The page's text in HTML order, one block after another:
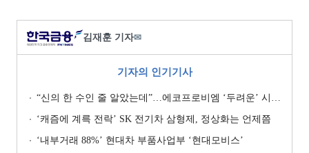
김재훈 기자✉
기자의 인기기사
“신의 한 수인 줄 알았는데”…에코프로비엠 ‘두려운’ 시나리오
‘캐즘에 계륵 전락’ SK 전기차 삼형제, 정상화는 언제쯤
‘내부거래 88%ʼ 현대차 부품사업부 ‘현대모비스ʼ